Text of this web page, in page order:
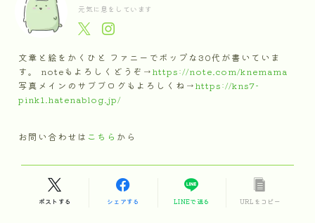
元気に息をしています
文章と絵をかくひと ファニーでポップな30代が書いていま
す。 noteもよろしくどうぞ→https://note.com/knemama
写真メインのサブブログもよろしくね→https://kns7-
pink1.hatenablog.jp/
お問い合わせは こちら から
ポストする シェアする LINEで送る URLをコピー